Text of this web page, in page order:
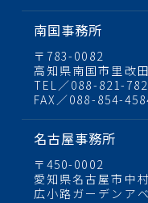
南国事務所
〒783-0082
高知県南国市里改
TEL／088-821-
FAX／088-854-
名古屋事務所
〒450-0002
愛知県名古屋市中
広小路ガーデンア